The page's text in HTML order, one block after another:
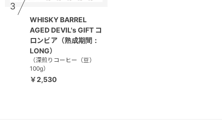
3
WHISKY BARREL
AGED DEVIL's GIFT コ
ロンビア（熟成期間：
LONG）
（深煎りコーヒー（豆）
100g）
￥2,530